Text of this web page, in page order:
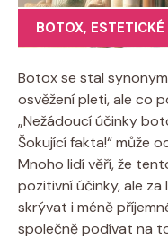
BOTOX,
Botox se stal
osvěžení pleti, ale co
„Nežádoucí účinky
Šokující fakta!“ může
Mnoho lidí věří, že
pozitivní účinky, ale za
skrývat i méně
společně podívat na